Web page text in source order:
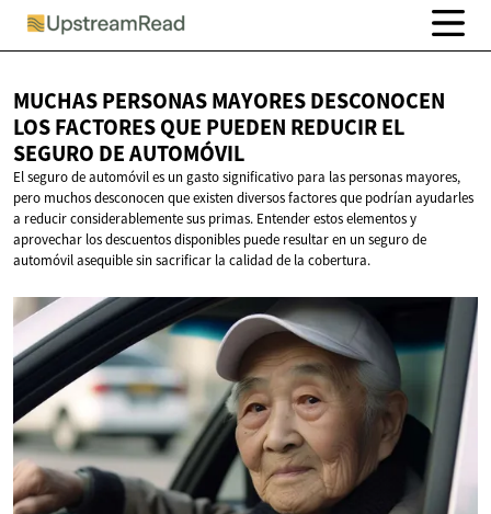
MUCHAS PERSONAS MAYORES DESCONOCEN
LOS FACTORES QUE PUEDEN REDUCIR EL
SEGURO DE AUTOMÓVIL
El seguro de automóvil es un gasto significativo para las personas mayores,
pero muchos desconocen que existen diversos factores que podrían ayudarles
a reducir considerablemente sus primas. Entender estos elementos y
aprovechar los descuentos disponibles puede resultar en un seguro de
automóvil asequible sin sacrificar la calidad de la cobertura.